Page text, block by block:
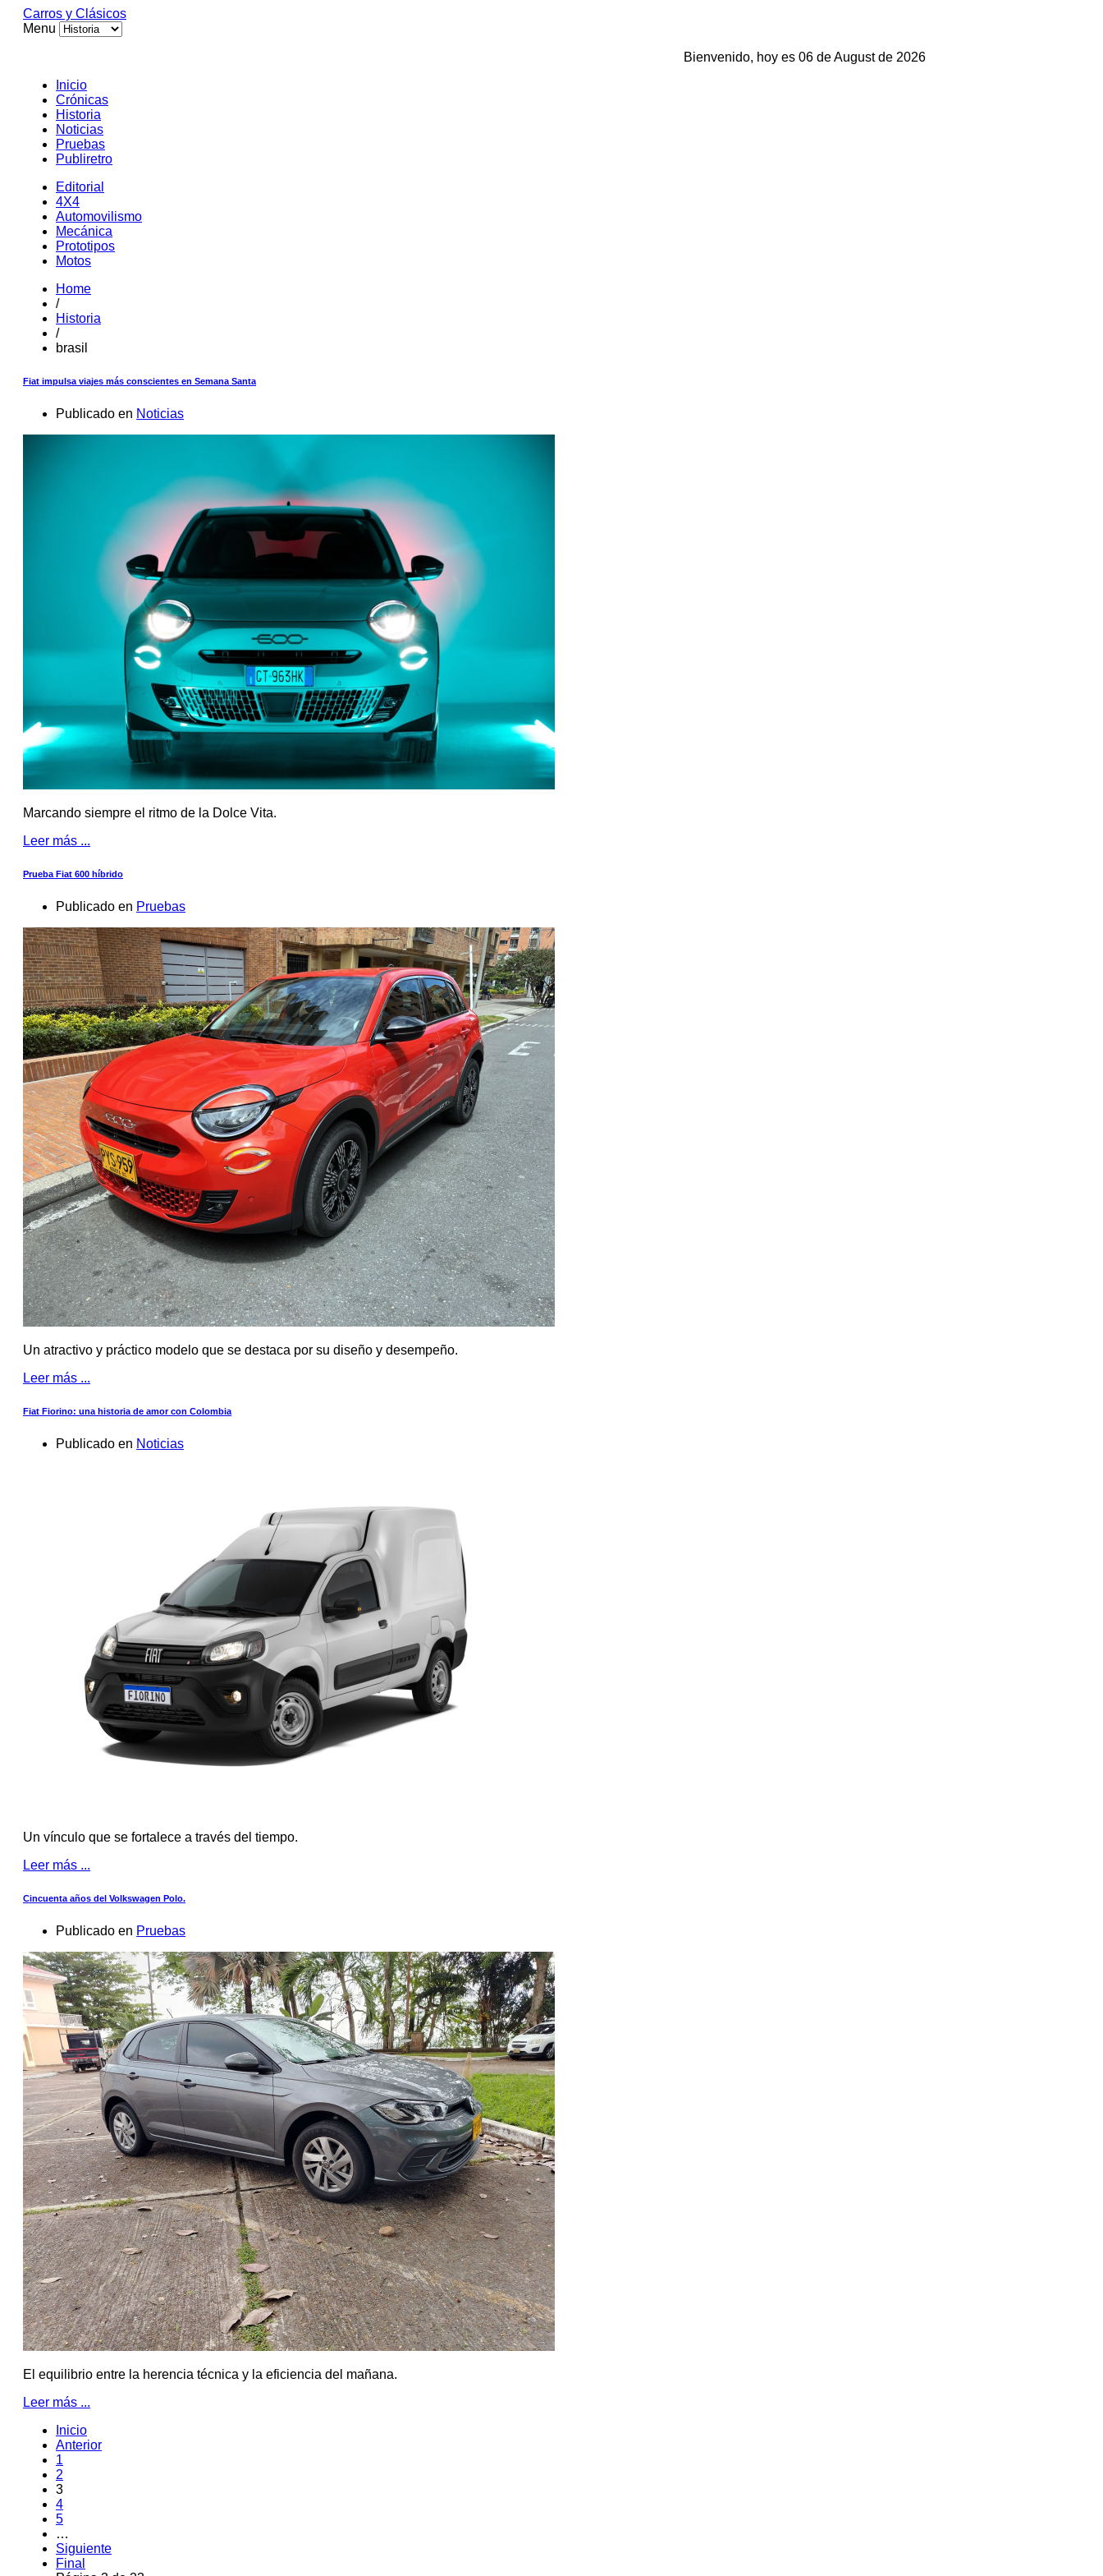
Carros y Clásicos
Menu
Bienvenido, hoy es 06 de August de 2026
Inicio
Crónicas
Historia
Noticias
Pruebas
Publiretro
Editorial
4X4
Automovilismo
Mecánica
Prototipos
Motos
Home
/
Historia
/
brasil
Fiat impulsa viajes más conscientes en Semana Santa
Publicado en Noticias
Marcando siempre el ritmo de la Dolce Vita.
Leer más ...
Prueba Fiat 600 híbrido
Publicado en Pruebas
Un atractivo y práctico modelo que se destaca por su diseño y desempeño.
Leer más ...
Fiat Fiorino: una historia de amor con Colombia
Publicado en Noticias
Un vínculo que se fortalece a través del tiempo.
Leer más ...
Cincuenta años del Volkswagen Polo.
Publicado en Pruebas
El equilibrio entre la herencia técnica y la eficiencia del mañana.
Leer más ...
Inicio
Anterior
1
2
3
4
5
…
Siguiente
Final